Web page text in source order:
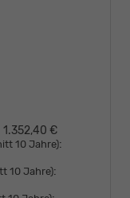
1.352,40 €
10 Jahre):
10 Jahre):